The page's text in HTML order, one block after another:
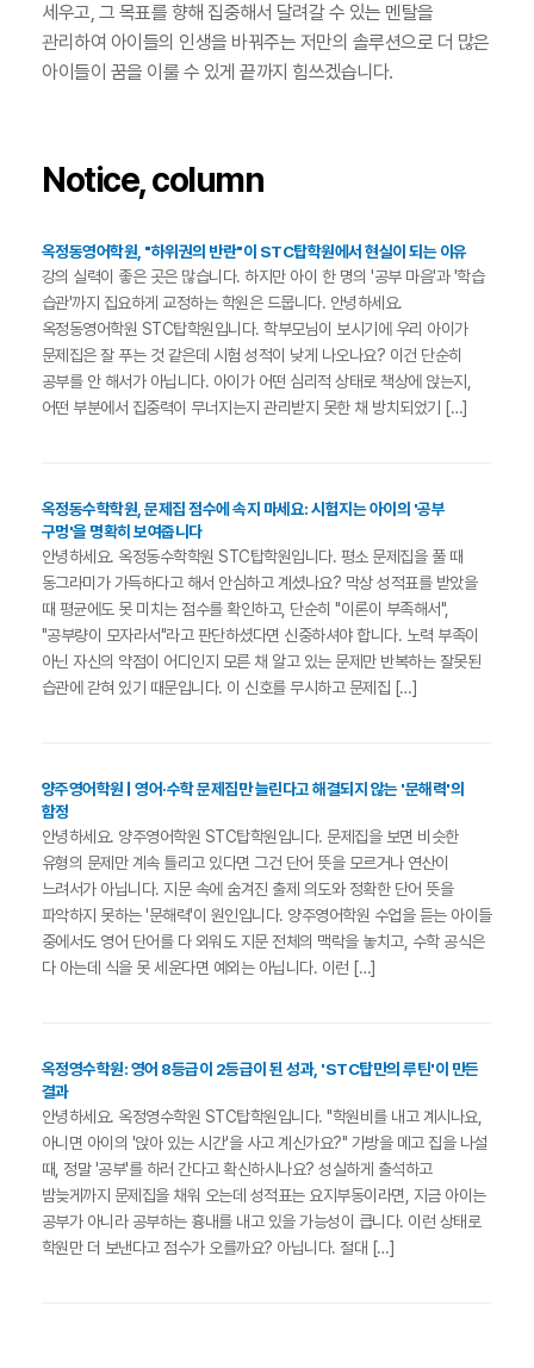
세우고, 그 목표를 향해 집중해서 달려갈 수 있는 멘탈을
관리하여 아이들의 인생을 바꿔주는 저만의 솔루션으로 더 많은
아이들이 꿈을 이룰 수 있게 끝까지 힘쓰겠습니다.
Notice, column
옥정동영어학원, "하위권의 반란"이 STC탑학원에서 현실이 되는 이유
강의 실력이 좋은 곳은 많습니다. 하지만 아이 한 명의 '공부 마음'과 '학습
습관'까지 집요하게 교정하는 학원은 드뭅니다. 안녕하세요.
옥정동영어학원 STC탑학원입니다. 학부모님이 보시기에 우리 아이가
문제집은 잘 푸는 것 같은데 시험 성적이 낮게 나오나요? 이건 단순히
공부를 안 해서가 아닙니다. 아이가 어떤 심리적 상태로 책상에 앉는지,
어떤 부분에서 집중력이 무너지는지 관리받지 못한 채 방치되었기 […]
옥정동수학학원, 문제집 점수에 속지 마세요: 시험지는 아이의 '공부
구멍'을 명확히 보여줍니다
안녕하세요. 옥정동수학학원 STC탑학원입니다. 평소 문제집을 풀 때
동그라미가 가득하다고 해서 안심하고 계셨나요? 막상 성적표를 받았을
때 평균에도 못 미치는 점수를 확인하고, 단순히 "이론이 부족해서",
"공부량이 모자라서"라고 판단하셨다면 신중하셔야 합니다. 노력 부족이
아닌 자신의 약점이 어디인지 모른 채 알고 있는 문제만 반복하는 잘못된
습관에 갇혀 있기 때문입니다. 이 신호를 무시하고 문제집 […]
양주영어학원 | 영어·수학 문제집만 늘린다고 해결되지 않는 '문해력'의
함정
안녕하세요. 양주영어학원 STC탑학원입니다. 문제집을 보면 비슷한
유형의 문제만 계속 틀리고 있다면 그건 단어 뜻을 모르거나 연산이
느려서가 아닙니다. 지문 속에 숨겨진 출제 의도와 정확한 단어 뜻을
파악하지 못하는 '문해력'이 원인입니다. 양주영어학원 수업을 듣는 아이들
중에서도 영어 단어를 다 외워도 지문 전체의 맥락을 놓치고, 수학 공식은
다 아는데 식을 못 세운다면 예외는 아닙니다. 이런 […]
옥정영수학원: 영어 8등급이 2등급이 된 성과, 'STC탑만의 루틴'이 만든
결과
안녕하세요. 옥정영수학원 STC탑학원입니다. "학원비를 내고 계시나요,
아니면 아이의 '앉아 있는 시간'을 사고 계신가요?" 가방을 메고 집을 나설
때, 정말 '공부'를 하러 간다고 확신하시나요? 성실하게 출석하고
밤늦게까지 문제집을 채워 오는데 성적표는 요지부동이라면, 지금 아이는
공부가 아니라 공부하는 흉내를 내고 있을 가능성이 큽니다. 이런 상태로
학원만 더 보낸다고 점수가 오를까요? 아닙니다. 절대 […]